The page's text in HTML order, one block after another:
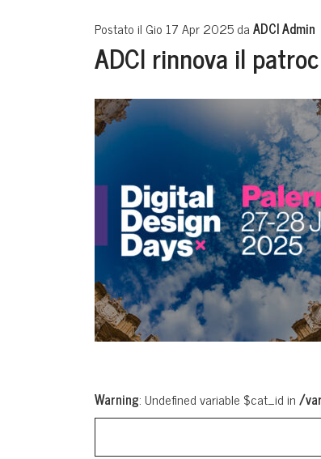
Postato il Gio 17 Apr 2025 daADCI Admin
ADCI rinnova il
Warning: Undefined variable $cat_id in/